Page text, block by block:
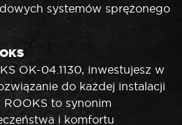
systemów sprężonego
OK-04.1130, inwestujesz w
do każdej instalacji
to synonim
i komfortu